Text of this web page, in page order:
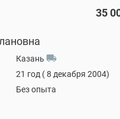
35
Казань local_shipping
21 год ( 8 декабря 2004)
Без опыта